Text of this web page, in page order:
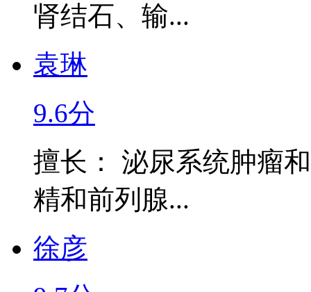
肾结石、输...
袁琳
9.6分
擅长： 泌尿系统肿瘤
精和前列腺...
徐彦